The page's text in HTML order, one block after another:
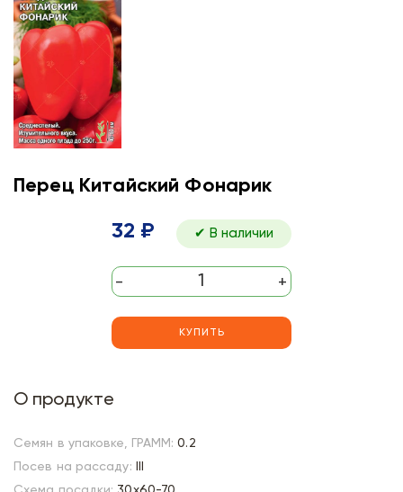
Перец Китайский Фонарик
32 ₽ ✔ В наличии
- +
КУПИТЬ
О продукте
Семян в упаковке, ГРАММ: 0.2
Посев на рассаду: